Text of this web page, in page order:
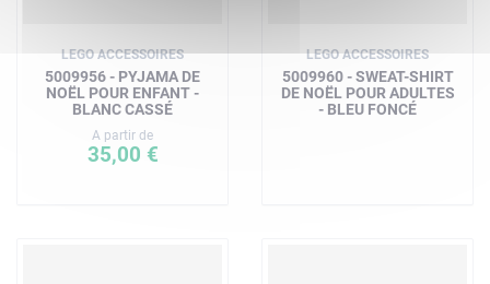
LEGO ACCESSOIRES
5009956 - PYJAMA DE
NOËL POUR ENFANT -
BLANC CASSÉ
A partir de
35,00 €
LEGO ACCESSOIRES
5009960 - SWEAT-SHIRT
DE NOËL POUR ADULTES
- BLEU FONCÉ